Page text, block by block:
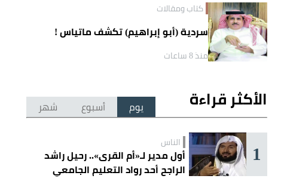
كتاب ومقالات
سردية (أبو إبراهيم) تكشف ماتياس !
منذ 8 ساعات
الأكثر قراءة يوم أسبوع شهر
1 الناس
أول مدير لـ«أم القرى».. رحيل راشد
الراجح أحد رواد التعليم الجامعي